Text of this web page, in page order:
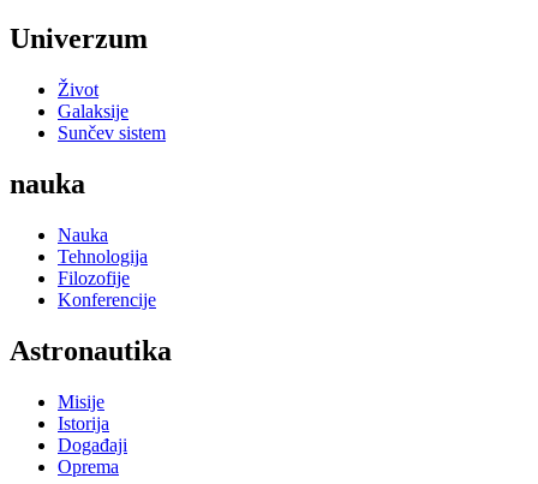
Univerzum
Život
Galaksije
Sunčev sistem
nauka
Nauka
Tehnologija
Filozofije
Konferencije
Astronautika
Misije
Istorija
Događaji
Oprema